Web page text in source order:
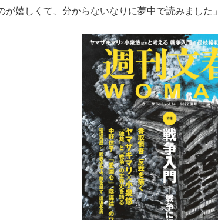
が嬉しくて、分からないなりに夢中で読みました」